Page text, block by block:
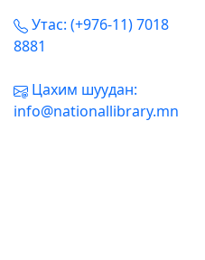
Утас: (+976-11) 7018
8881
Цахим шуудан:
info@nationallibrary.mn